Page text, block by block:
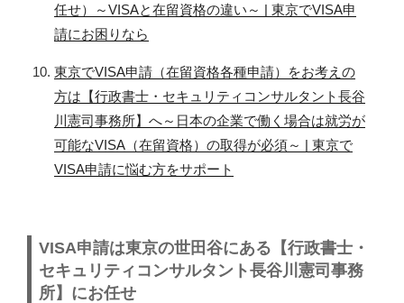
任せ）～VISAと在留資格の違い～ | 東京でVISA申
請にお困りなら
東京でVISA申請（在留資格各種申請）をお考えの
方は【行政書士・セキュリティコンサルタント長谷
川憲司事務所】へ～日本の企業で働く場合は就労が
可能なVISA（在留資格）の取得が必須～ | 東京で
VISA申請に悩む方をサポート
VISA申請は東京の世田谷にある 【行政書士・
セキュリティコンサルタント長谷川憲司事務
所】にお任せ